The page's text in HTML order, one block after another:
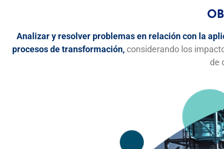
Analizar y resolver problemas en relación con la
procesos de transformación, considerando los
de